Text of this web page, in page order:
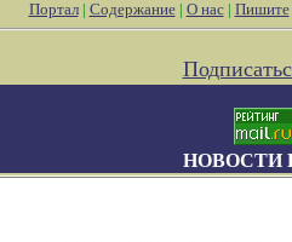
Портал| Содержание| О нас| Пишите
НОВОСТИ